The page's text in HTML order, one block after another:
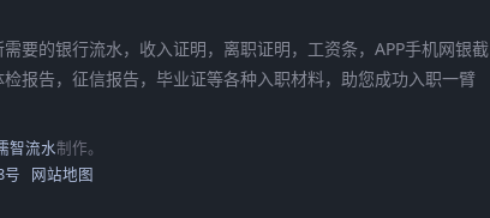
要的银行流水，收入证明，离职证明，工资条，APP手机网银截
报告，征信报告，毕业证等各种入职材料，助您成功入职一臂
智流水制作。
号 网站地图